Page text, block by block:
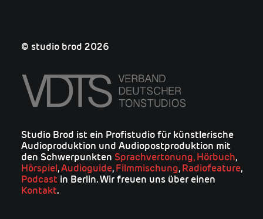
© studio brod 2026
Studio Brod ist ein Profistudio für künstlerische
Audioproduktion und Audiopostproduktion mit
den Schwerpunkten Sprachvertonung,Hörbuch,
Hörspiel,Audioguide,Filmmischung,Radiofeature,
Podcast in Berlin. Wir freuen uns über einen
Kontakt.